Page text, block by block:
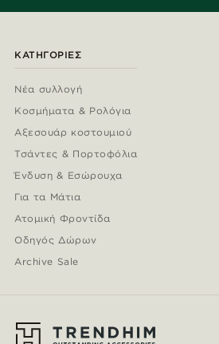
ΚΑΤΗΓΟΡΊΕΣ
Νέα συλλογή
Κοσμήματα & Ρολόγια
Αξεσουάρ κοστουμιού
Τσάντες & Πορτοφόλια
Ένδυση & Εσώρουχα
Για τα Μάτια
Ατομική Φροντίδα
Οδηγός Δώρων
Archive Sale